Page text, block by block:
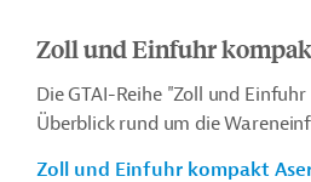
Zoll und Einfuhr
Die GTAI-Reihe "Zoll und
Überblick rund um die
Zoll und Einfuhr kompakt